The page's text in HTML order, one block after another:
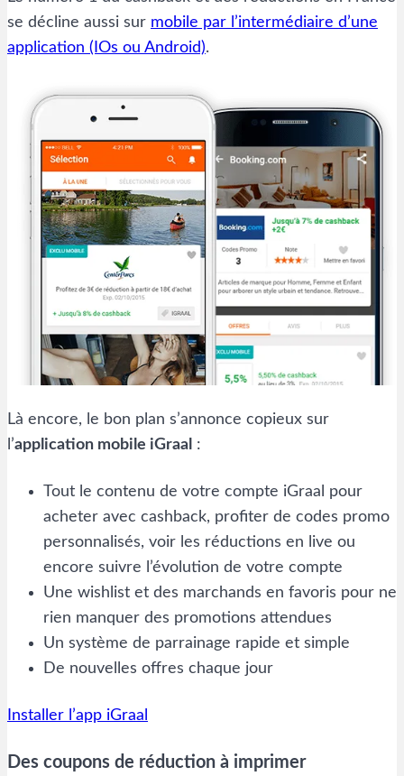
se décline aussi sur mobile par l’intermédiaire d’une
application (IOs ou Android).
Là encore, le bon plan s’annonce copieux sur
l’application mobile iGraal :
Tout le contenu de votre compte iGraal pour
acheter avec cashback, profiter de codes promo
personnalisés, voir les réductions en live ou
encore suivre l’évolution de votre compte
Une wishlist et des marchands en favoris pour ne
rien manquer des promotions attendues
Un système de parrainage rapide et simple
De nouvelles offres chaque jour
Installer l’app iGraal
Des coupons de réduction à imprimer